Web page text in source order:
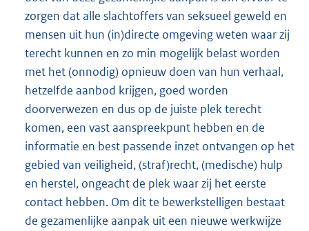
zorgen dat alle slachtoffers van seksueel geweld en
mensen uit hun (in)directe omgeving weten waar zij
terecht kunnen en zo min mogelijk belast worden
met het (onnodig) opnieuw doen van hun verhaal,
hetzelfde aanbod krijgen, goed worden
doorverwezen en dus op de juiste plek terecht
komen, een vast aanspreekpunt hebben en de
informatie en best passende inzet ontvangen op het
gebied van veiligheid, (straf)recht, (medische) hulp
en herstel, ongeacht de plek waar zij het eerste
contact hebben. Om dit te bewerkstelligen bestaat
de gezamenlijke aanpak uit een nieuwe werkwijze